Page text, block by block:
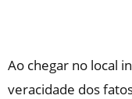
Ao chegar no local
veracidade dos